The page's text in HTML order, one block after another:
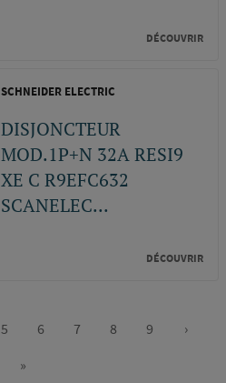
DÉCOUVRIR
SCHNEIDER ELECTRIC
DISJONCTEUR
MOD.1P+N 32A RESI9
XE C R9EFC632
SCANELEC...
DÉCOUVRIR
Page
5 Page
6 Page
7 Page
8 Page
9
Page
›
Dernière
»